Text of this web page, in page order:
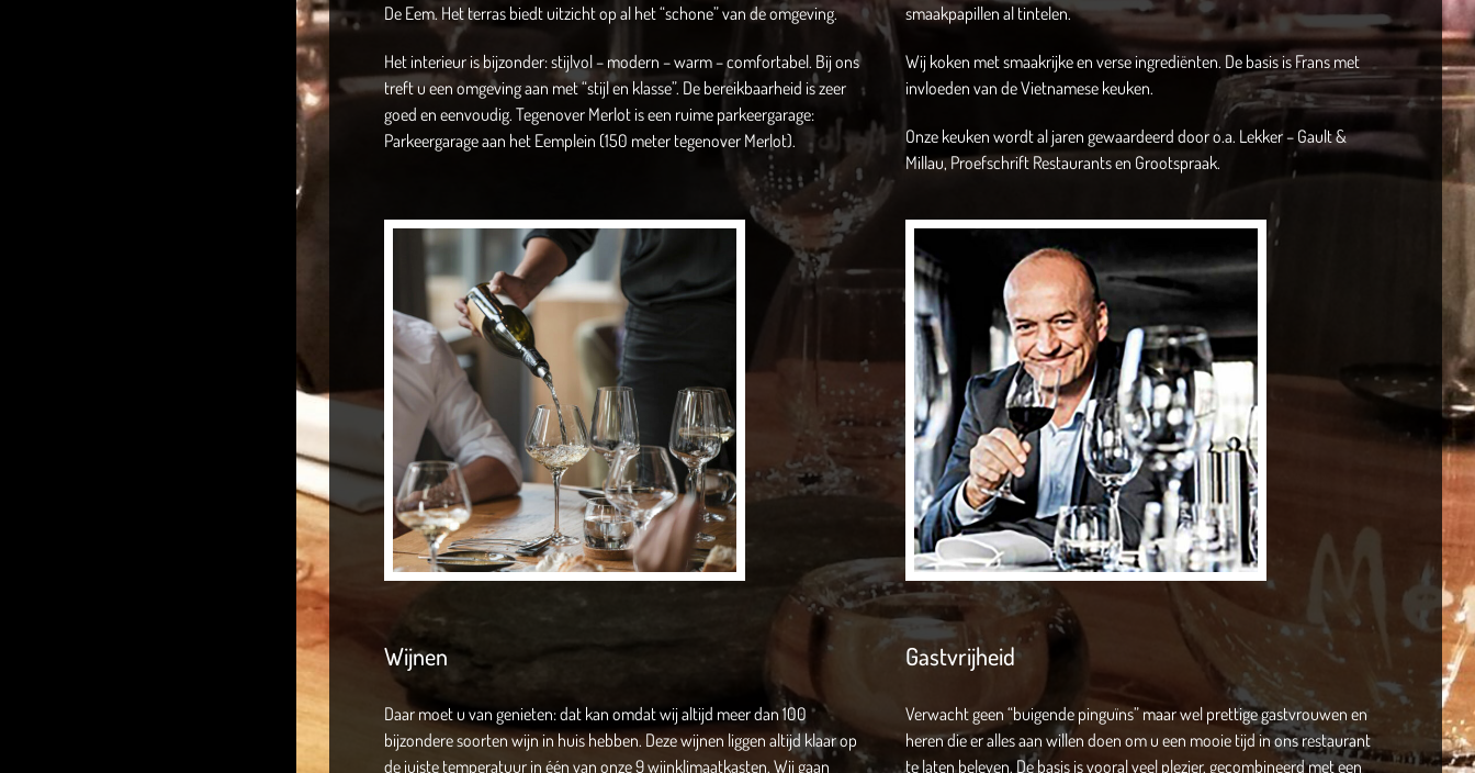
De Eem. Het terras biedt uitzicht op al het “schone” van de omgeving.
Het interieur is bijzonder: stijlvol – modern – warm – comfortabel. Bij ons
treft u een omgeving aan met “stijl en klasse”. De bereikbaarheid is zeer
goed en eenvoudig. Tegenover Merlot is een ruime parkeergarage:
Parkeergarage aan het Eemplein (150 meter tegenover Merlot).
smaakpapillen al tintelen.
Wij koken met smaakrijke en verse ingrediënten. De basis is Frans met
invloeden van de Vietnamese keuken.
Onze keuken wordt al jaren gewaardeerd door o.a. Lekker – Gault &
Millau, Proefschrift Restaurants en Grootspraak.
Wijnen
Daar moet u van genieten: dat kan omdat wij altijd meer dan 100
bijzondere soorten wijn in huis hebben. Deze wijnen liggen altijd klaar op
de juiste temperatuur in één van onze 9 wijnklimaatkasten. Wij gaan
Gastvrijheid
Verwacht geen “buigende pinguïns” maar wel prettige gastvrouwen en
heren die er alles aan willen doen om u een mooie tijd in ons restaurant
te laten beleven. De basis is vooral veel plezier, gecombineerd met een